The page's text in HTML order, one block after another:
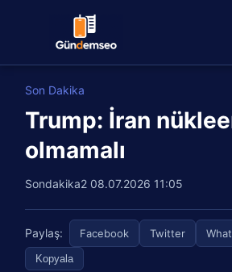
Son Dakika
Trump: İran
olmamalı
Sondakika2 08.07.2026 11:05
Paylaş: Facebook Twitter
Kopyala